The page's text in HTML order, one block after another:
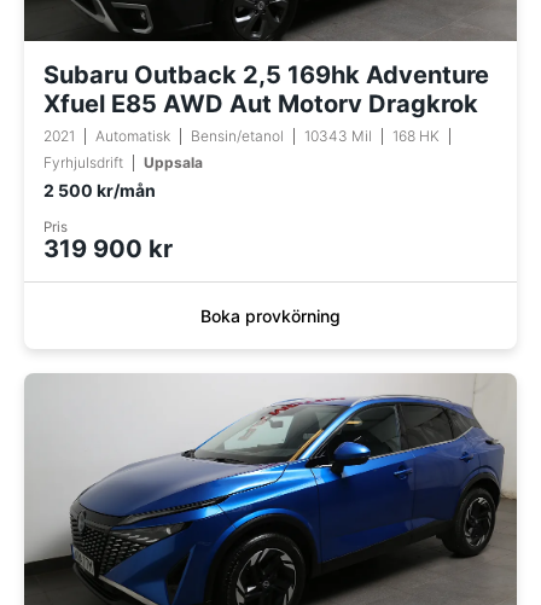
Subaru Outback 2,5 169hk Adventure
Xfuel E85 AWD Aut Motorv Dragkrok
2021 Automatisk Bensin/etanol 10343 Mil
168 HK
Fyrhjulsdrift
Uppsala
2 500 kr/mån
Pris
319 900 kr
Boka provkörning